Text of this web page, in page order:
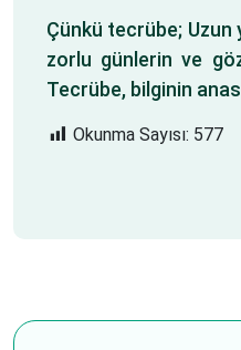
Çünkü tecrübe; Uzun
zorlu günlerin ve
Tecrübe, bilginin
Okunma Sayısı: 577